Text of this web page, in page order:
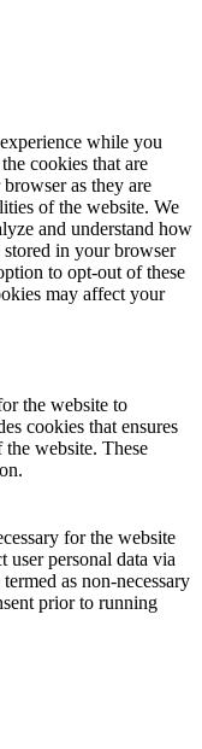
while you
cookies that are
as they are
of the website. We
and understand how
in your browser
to opt-out of these
may affect your
the website to
cookies that ensures
website. These
for the website
user personal data via
as non-necessary
prior to running